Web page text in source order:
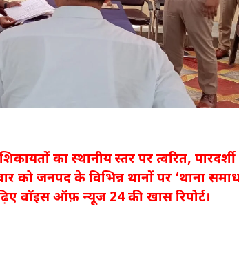
का स्थानीय स्तर पर त्वरित,
को जनपद के विभिन्न थानों पर ‘थाना
वाॅइस ऑफ़ न्यूज 24 की खास रिपोर्ट।